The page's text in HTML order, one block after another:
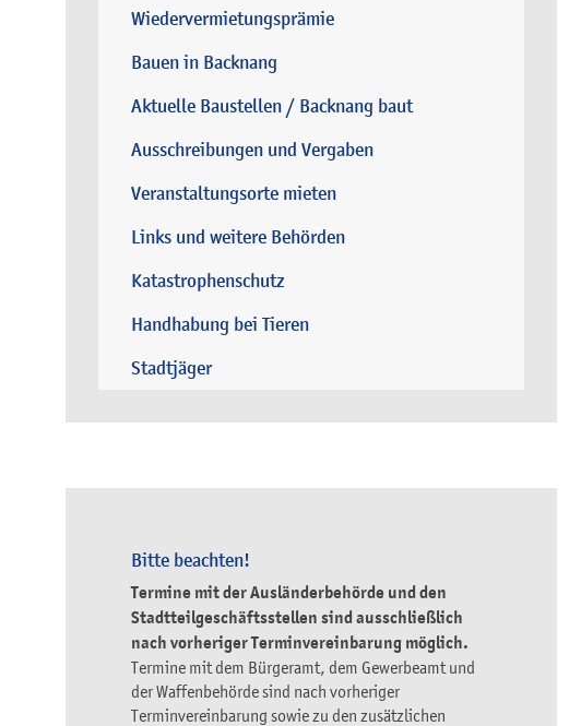
Wiedervermietungsprämie
Bauen in Backnang
Aktuelle Baustellen / Backnang baut
Ausschreibungen und Vergaben
Veranstaltungsorte mieten
Links und weitere Behörden
Katastrophenschutz
Handhabung bei Tieren
Stadtjäger
Bitte beachten!
Termine mit der Ausländerbehörde und den
Stadtteilgeschäftsstellen sind ausschließlich
nach vorheriger Terminvereinbarung möglich.
Termine mit dem Bürgeramt, dem Gewerbeamt und
der Waffenbehörde sind nach vorheriger
Terminvereinbarung sowie zu den zusätzlichen